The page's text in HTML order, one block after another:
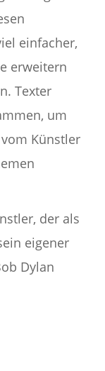
einfacher,
erweitern
Texter
um
Künstler
der als
eigener
Dylan